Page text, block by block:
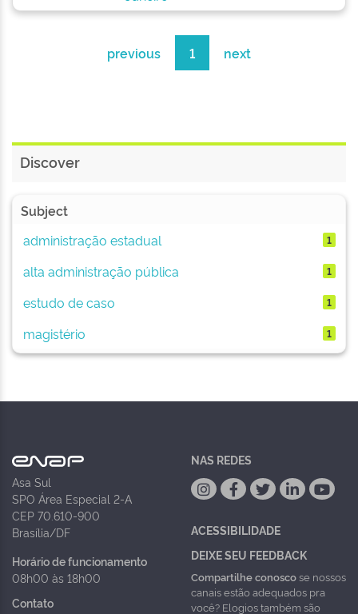
previous 1 next
Discover
Subject
administração estadual
1
alta administração pública 1
estudo de caso 1
magistério 1
Asa Sul
SPO Área Especial 2-A
CEP 70.610-900
Brasília/DF
Horário de funcionamento
08h00 às 18h00
Contato
NAS REDES
ACESSIBILIDADE
DEIXE SEU FEEDBACK
Compartilhe conoscose nossos
canais estão adequados pra
você? Elogios também são